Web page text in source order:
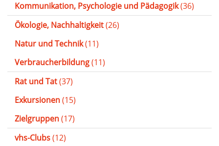
Kommunikation, Psychologie und Pädagogik(36)
Ökologie, Nachhaltigkeit(26)
Natur und Technik(11)
Verbraucherbildung(11)
Rat und Tat(37)
Exkursionen(15)
Zielgruppen(17)
vhs-Clubs(12)